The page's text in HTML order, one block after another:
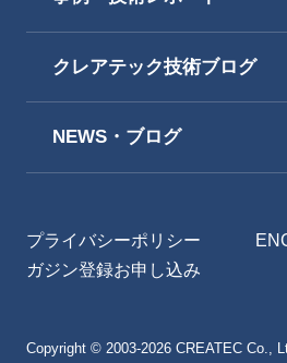
クレアテック技術ブログ
NEWS・ブログ
プライバシーポリシー
ガジン登録お申し込み
Copyright © 2003-2026 CREATEC Co.,